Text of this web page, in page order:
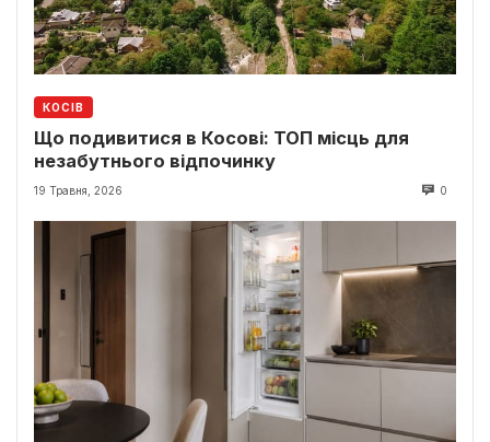
КОСІВ
Що подивитися в Косові: ТОП місць для
незабутнього відпочинку
19 Травня, 2026 0